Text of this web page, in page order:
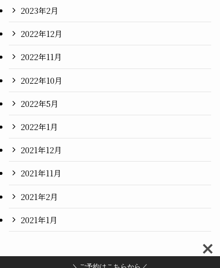
2023年2月
2022年12月
2022年11月
2022年10月
2022年5月
2022年1月
2021年12月
2021年11月
2021年2月
2021年1月